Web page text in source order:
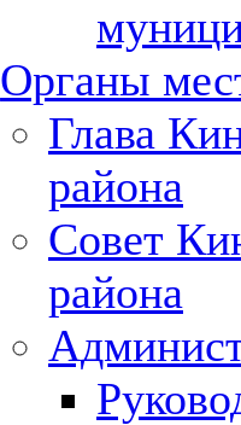
Органы
Глава
района
Совет
района